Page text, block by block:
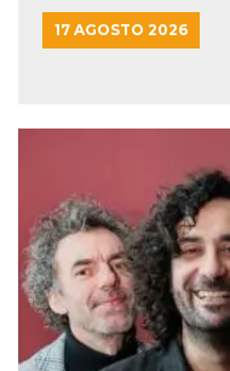
17 AGOSTO 2026